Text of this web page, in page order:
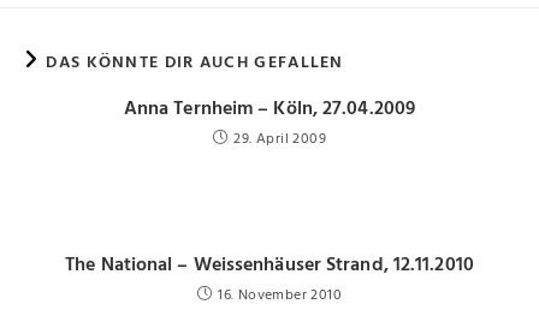
DAS KÖNNTE DIR AUCH GEFALLEN
Anna Ternheim – Köln, 27.04.2009
29. April 2009
The National – Weissenhäuser Strand, 12.11.2010
16. November 2010